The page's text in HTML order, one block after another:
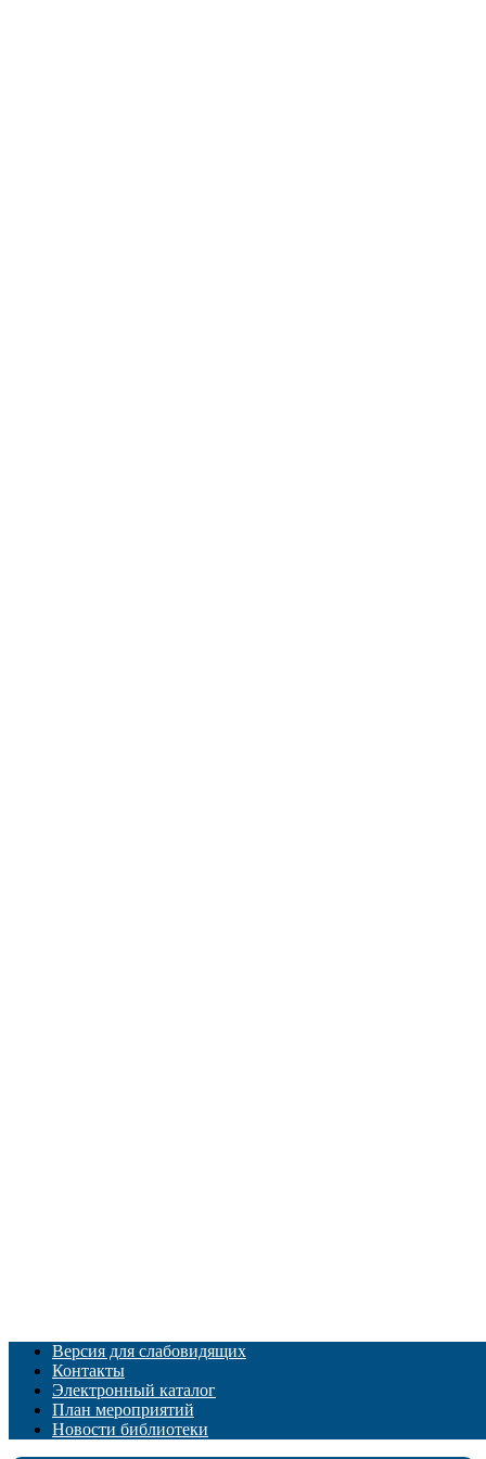
Версия для слабовидящих
Контакты
Электронный каталог
План мероприятий
Новости библиотеки